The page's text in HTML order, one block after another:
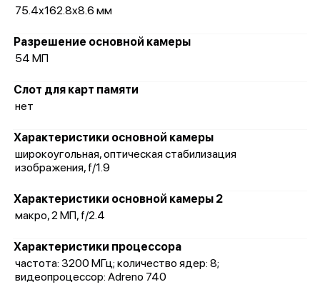
75.4x162.8x8.6 мм
Разрешение основной камеры
54 МП
Слот для карт памяти
нет
Характеристики основной камеры
широкоугольная, оптическая стабилизация
изображения, f/1.9
Характеристики основной камеры 2
макро, 2 МП, f/2.4
Характеристики процессора
частота: 3200 МГц; количество ядер: 8;
видеопроцессор: Adreno 740